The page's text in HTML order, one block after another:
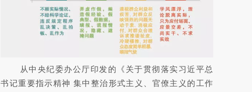
从中央纪委办公厅印发的《关于贯彻落实习近平总
书记重要指示精神 集中整治形式主义、官僚主义的工作